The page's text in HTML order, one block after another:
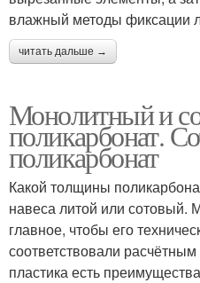
влажный методы фиксации
читать дальше →
Монолитный и
поликарбонат.
поликарбонат
Какой толщины
навеса литой или
главное, чтобы его
соответствовали
пластика есть